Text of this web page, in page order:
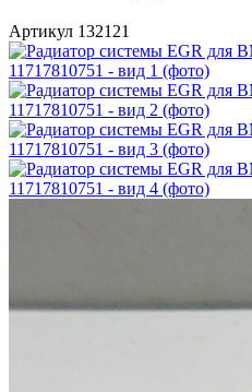
Артикул 132121